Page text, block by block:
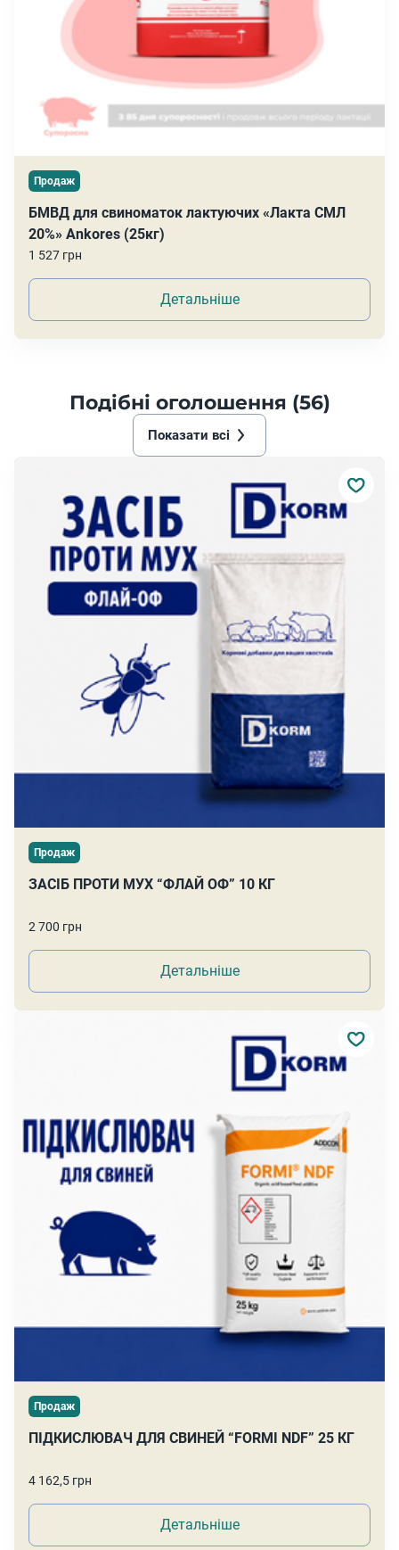
Продаж
БМВД для свиноматок лактуючих «Лакта СМЛ
20%» Ankores (25кг)
1 527 грн
Детальніше
Подібні оголошення (56)
Показати всі
Продаж
ЗАСІБ ПРОТИ МУХ “ФЛАЙ ОФ” 10 КГ
2 700 грн
Детальніше
Продаж
ПІДКИСЛЮВАЧ ДЛЯ СВИНЕЙ “FORMI NDF” 25 КГ
4 162,5 грн
Детальніше